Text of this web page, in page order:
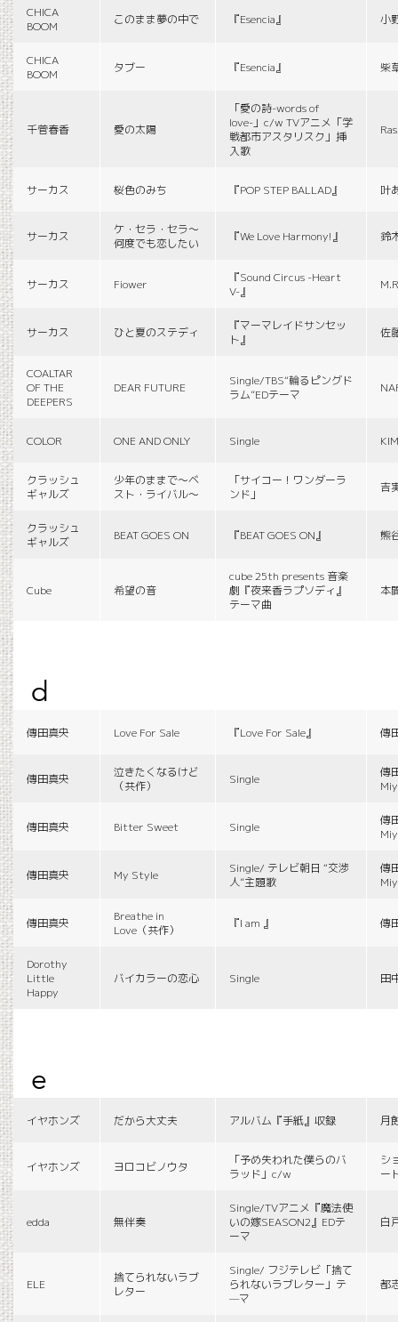
CHICA
BOOM
このまま夢の中で 『Esencia』 小
CHICA
BOOM
タブー 『Esencia』 柴
千菅春香 愛の太陽
「愛の詩-words of
love-」c/w TVアニメ「学
戦都市アスタリスク」挿
入歌
サーカス 桜色のみち 『POP STEP BALLAD』 叶
サーカス
ケ・セラ・セラ〜
何度でも恋したい
『We Love Harmony!』 鈴
サーカス Fiower
『Sound Circus -Heart
V-』
サーカス ひと夏のステディ
『マーマレイドサンセッ
ト』
佐
COALTAR
OF THE
DEEPERS
DEAR FUTURE
Single/TBS“輪るピングド
ラム”EDテーマ
COLOR ONE AND ONLY Single
クラッシュ
ギャルズ
少年のままで〜ベ
スト・ライバル〜
「サイコー！ワンダーラ
ンド」
吉
クラッシュ
ギャルズ
BEAT GOES ON 『BEAT GOES ON』 熊
Cube 希望の音
cube 25th presents 音楽
劇『夜来香ラプソディ』
テーマ曲
本
d
傳田真央 Love For Sale 『Love For Sale』 傳
傳田真央
泣きたくなるけど
（共作）
Single
傳
傳田真央 Bitter Sweet Single
傳
傳田真央 My Style
Single/ テレビ朝日 “交渉
人”主題歌
傳
傳田真央
Breathe in
Love（共作）
『I am 』 傳
Dorothy
Little
Happy
バイカラーの恋心 Single 田
e
イヤホンズ だから大丈夫 アルバム『手紙』収録 月
イヤホンズ ヨロコビノウタ
「予め失われた僕らのバ
ラッド」c/w
シ
ー
edda 無伴奏
Single/TVアニメ『魔法使
いの嫁SEASON2』EDテ
ーマ
白
ELE
捨てられないラブ
レター
Single/ フジテレビ「捨て
られないラブレター」テ
—マ
都